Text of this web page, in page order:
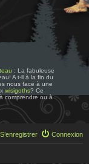
: La fabuleuse
A t-il à la fin du
nous face à une
wisigoths? Ce
comprendre ou à
Connexion
S’enregistrer